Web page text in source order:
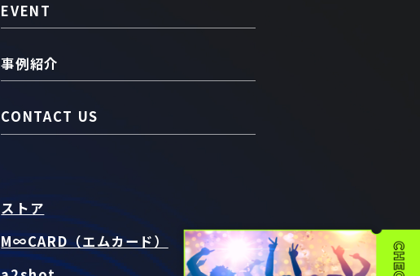
EVENT
事例紹介
CONTACT US
ストア
M∞CARD（エムカード）